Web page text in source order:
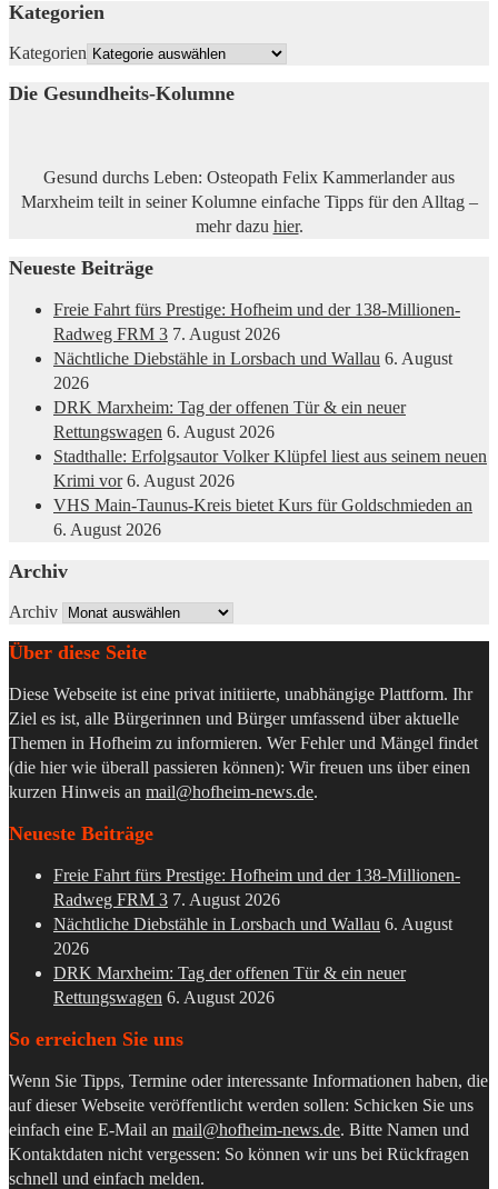
Kategorien
Kategorien
Die Gesundheits-Kolumne
Gesund durchs Leben: Osteopath Felix Kammerlander aus
Marxheim teilt in seiner Kolumne einfache Tipps für den Alltag –
mehr dazu hier.
Neueste Beiträge
Freie Fahrt fürs Prestige: Hofheim und der 138-Millionen-
Radweg FRM 3 7. August 2026
Nächtliche Diebstähle in Lorsbach und Wallau 6. August
2026
DRK Marxheim: Tag der offenen Tür & ein neuer
Rettungswagen 6. August 2026
Stadthalle: Erfolgsautor Volker Klüpfel liest aus seinem neuen
Krimi vor 6. August 2026
VHS Main-Taunus-Kreis bietet Kurs für Goldschmieden an
6. August 2026
Archiv
Archiv
Über diese Seite
Diese Webseite ist eine privat initiierte, unabhängige Plattform. Ihr
Ziel es ist, alle Bürgerinnen und Bürger umfassend über aktuelle
Themen in Hofheim zu informieren. Wer Fehler und Mängel findet
(die hier wie überall passieren können): Wir freuen uns über einen
kurzen Hinweis an mail@hofheim-news.de.
Neueste Beiträge
Freie Fahrt fürs Prestige: Hofheim und der 138-Millionen-
Radweg FRM 3 7. August 2026
Nächtliche Diebstähle in Lorsbach und Wallau 6. August
2026
DRK Marxheim: Tag der offenen Tür & ein neuer
Rettungswagen 6. August 2026
So erreichen Sie uns
Wenn Sie Tipps, Termine oder interessante Informationen haben, die
auf dieser Webseite veröffentlicht werden sollen: Schicken Sie uns
einfach eine E-Mail an mail@hofheim-news.de. Bitte Namen und
Kontaktdaten nicht vergessen: So können wir uns bei Rückfragen
schnell und einfach melden.